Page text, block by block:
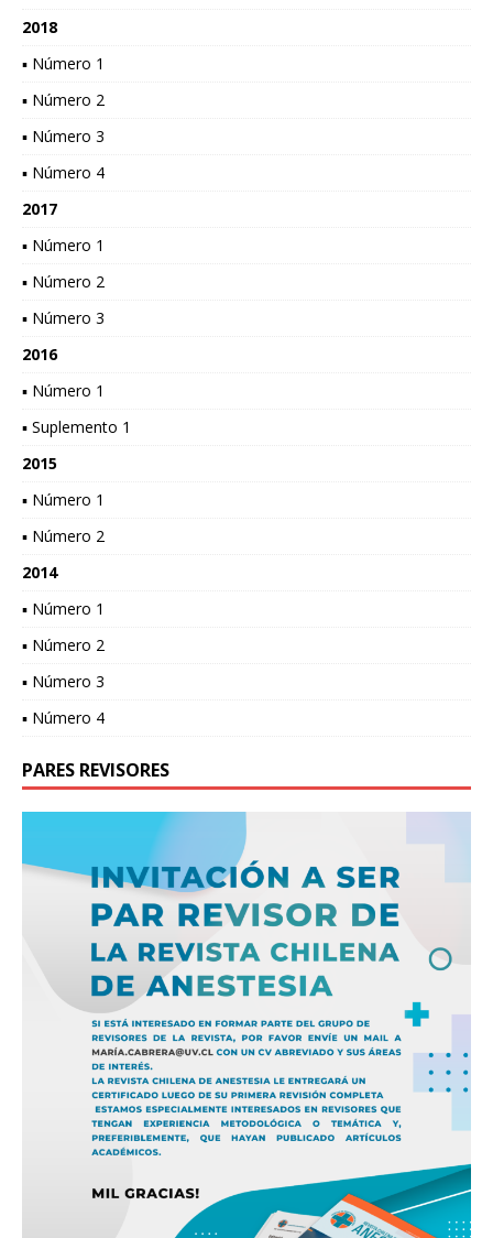
2018
▪ Número 1
▪ Número 2
▪ Número 3
▪ Número 4
2017
▪ Número 1
▪ Número 2
▪ Número 3
2016
▪ Número 1
▪ Suplemento 1
2015
▪ Número 1
▪ Número 2
2014
▪ Número 1
▪ Número 2
▪ Número 3
▪ Número 4
PARES REVISORES